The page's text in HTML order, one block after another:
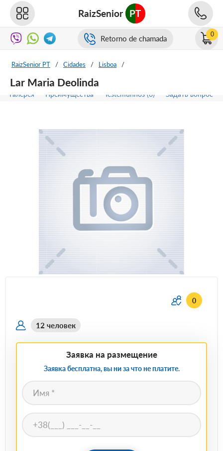
RaizSenior PT
Retorno de chamada 0
RaizSenior PT / Cidades / Lisboa /
Lar Maria Deolinda
Галерея Преимущества Testemunhos (0) Задать вопрос
0
12 человек
Заявка на размещение
Заявка бесплатна, вы ни за что не платите.